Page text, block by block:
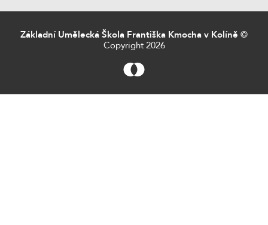
Základní Umělecká Škola Františka Kmocha v Kolíně ©
Copyright 2026